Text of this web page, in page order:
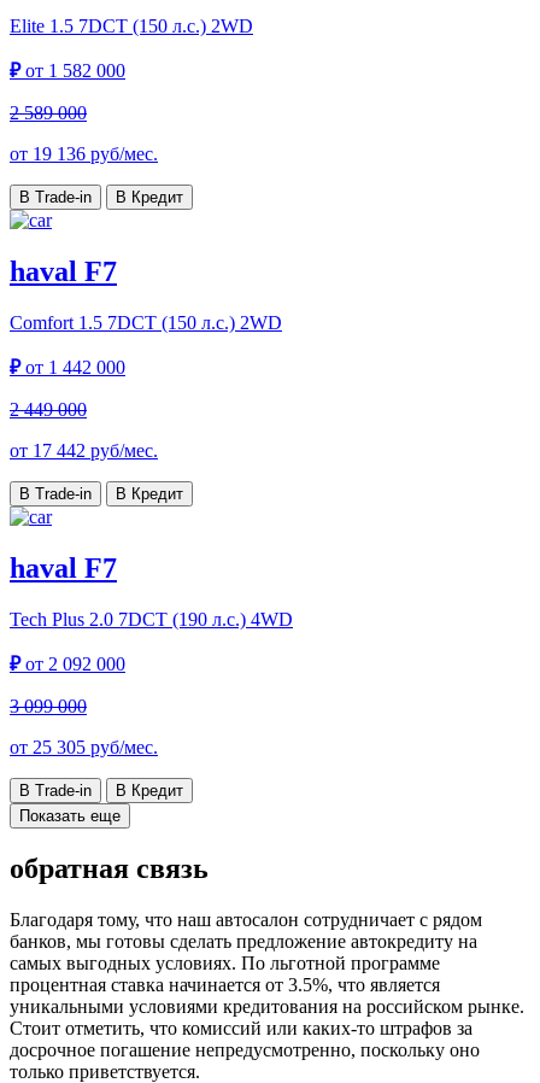
Elite 1.5 7DCT (150 л.с.) 2WD
₽от 1 582 000
2 589 000
от 19 136 руб/мес.
В Trade-in В Кредит
haval F7
Comfort 1.5 7DCT (150 л.с.) 2WD
₽от 1 442 000
2 449 000
от 17 442 руб/мес.
В Trade-in В Кредит
haval F7
Tech Plus 2.0 7DCT (190 л.с.) 4WD
₽от 2 092 000
3 099 000
от 25 305 руб/мес.
В Trade-in
В Кредит
Показать еще
обратная связь
Благодаря тому, что наш автосалон сотрудничает с рядом
банков, мы готовы сделать предложение автокредиту на
самых выгодных условиях. По льготной программе
процентная ставка начинается от 3.5%, что является
уникальными условиями кредитования на российском рынке.
Стоит отметить, что комиссий или каких-то штрафов за
досрочное погашение непредусмотренно, поскольку оно
только приветствуется.